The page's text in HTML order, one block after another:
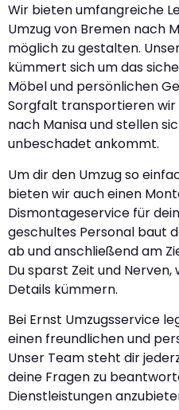
Wir bieten umfangreiche
Umzug von Bremen nach
möglich zu gestalten.
kümmert sich um das
Möbel und persönlichen
Sorgfalt transportieren wir
nach Manisa und stellen
unbeschadet ankommt.
Um dir den Umzug so
bieten wir auch einen
Dismontageservice für
geschultes Personal baut
ab und anschließend am
Du sparst Zeit und
Details kümmern.
Bei Ernst Umzugsservice
einen freundlichen und
Unser Team steht dir
deine Fragen zu
Dienstleistungen